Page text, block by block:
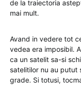
de la traiectoria
mai mult.
Avand in vedere tot
vedea era imposibil.
ca un satelit sa-si
satelitilor nu au putut
grade. Si totusi,